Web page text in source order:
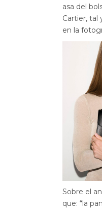
asa del
Cartier, tal
en la
Sobre el
que: “la